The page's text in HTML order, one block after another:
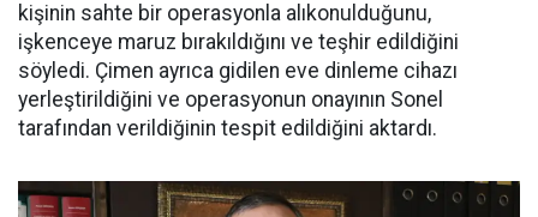
kişinin sahte bir operasyonla alıkonulduğunu,
işkenceye maruz bırakıldığını ve teşhir edildiğini
söyledi. Çimen ayrıca gidilen eve dinleme cihazı
yerleştirildiğini ve operasyonun onayının Sonel
tarafından verildiğinin tespit edildiğini aktardı.